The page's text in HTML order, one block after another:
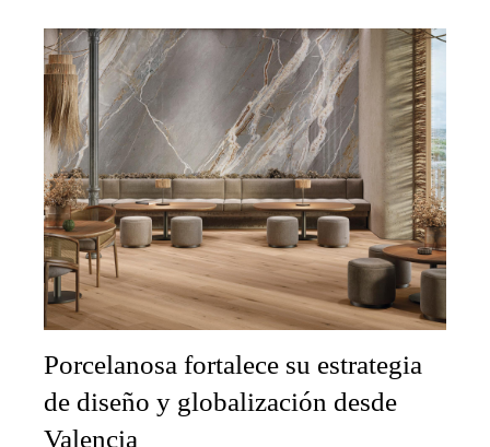
Porcelanosa fortalece su estrategia
de diseño y globalización desde
Valencia